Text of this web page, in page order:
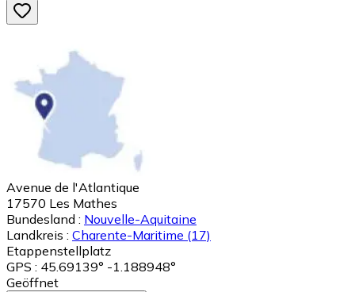
Avenue de l'Atlantique
17570 Les Mathes
Bundesland : Nouvelle-Aquitaine
Landkreis : Charente-Maritime (17)
Etappenstellplatz
GPS : 45.69139° -1.188948°
Geöffnet